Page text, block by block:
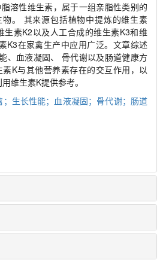
溶性维生素，属于一组亲脂性类别的
。 其来源包括植物中提炼的维生素
生素K2以及人工合成的维生素K3和维
K3在家禽生产中应用广泛。文章综述
、血液凝固、 骨代谢以及肠道健康方
K与其他营养素存在的交互作用，以
维生素K提供参考。
；生长性能；血液凝固；骨代谢；肠道